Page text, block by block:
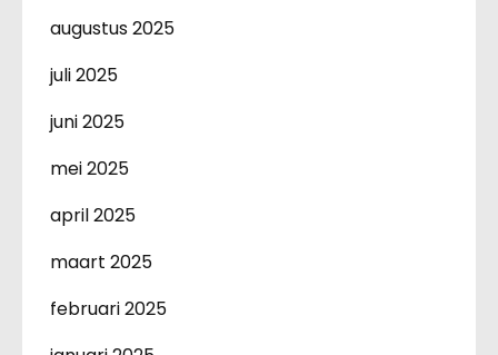
augustus 2025
juli 2025
juni 2025
mei 2025
april 2025
maart 2025
februari 2025